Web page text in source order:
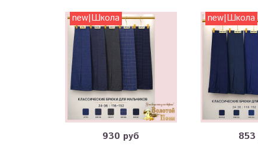
new|Школа
930 руб
new|Школа
853